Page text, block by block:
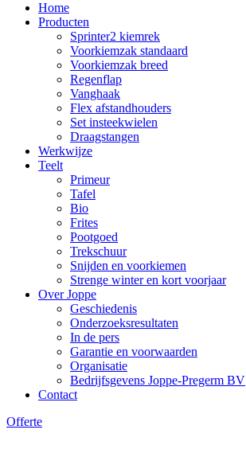
Home
Producten
Sprinter2 kiemrek
Voorkiemzak standaard
Voorkiemzak breed
Regenflap
Vanghaak
Flex afstandhouders
Set insteekwielen
Draagstangen
Werkwijze
Teelt
Primeur
Tafel
Bio
Frites
Pootgoed
Trekschuur
Snijden en voorkiemen
Strenge winter en kort voorjaar
Over Joppe
Geschiedenis
Onderzoeksresultaten
In de pers
Garantie en voorwaarden
Organisatie
Bedrijfsgevens Joppe-Pregerm BV
Contact
Offerte